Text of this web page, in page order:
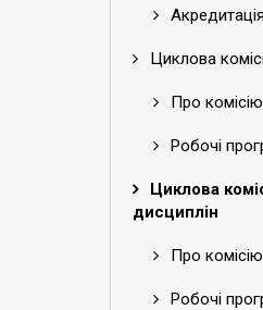
Акредитація
Циклова
Про комісію
Робочі
Циклова
дисциплін
Про комісію
Робочі